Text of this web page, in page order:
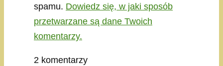
spamu. Dowiedz się, w jaki sposób
przetwarzane są dane Twoich
komentarzy.
2 komentarzy